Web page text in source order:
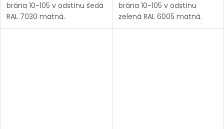
brána 10-105 v odstínu šedá
RAL 7030 matná.
Bezúdržbová ocel (žárový
brána 10-105 v odstínu
zelená RAL 6005 matná.
Bezúdržbová ocel (žárový